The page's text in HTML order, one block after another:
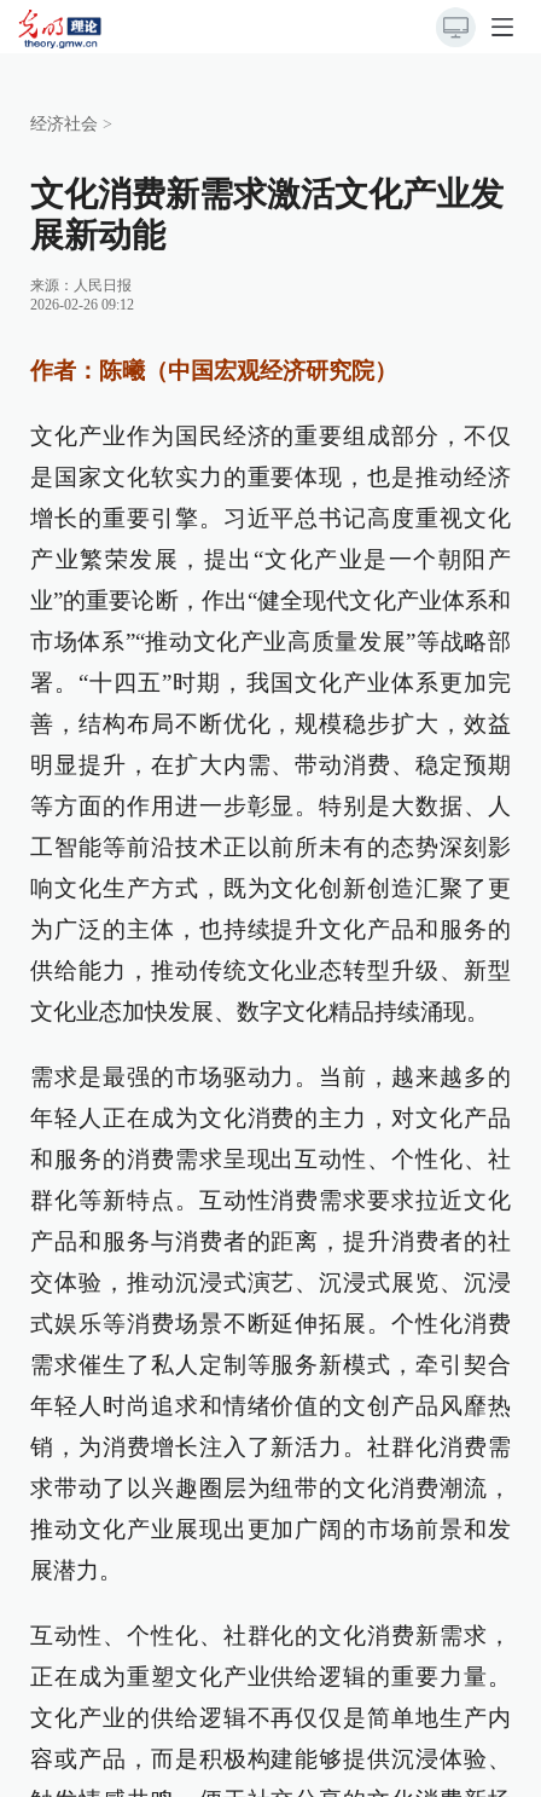
经济社会 >
文化消费新需求激活文化产业发
展新动能
来源： 人民日报
2026-02-26 09:12
作者：陈曦（中国宏观经济研究院）
文化产业作为国民经济的重要组成部分，不仅
是国家文化软实力的重要体现，也是推动经济
增长的重要引擎。习近平总书记高度重视文化
产业繁荣发展，提出“文化产业是一个朝阳产
业”的重要论断，作出“健全现代文化产业体系和
市场体系”“推动文化产业高质量发展”等战略部
署。“十四五”时期，我国文化产业体系更加完
善，结构布局不断优化，规模稳步扩大，效益
明显提升，在扩大内需、带动消费、稳定预期
等方面的作用进一步彰显。特别是大数据、人
工智能等前沿技术正以前所未有的态势深刻影
响文化生产方式，既为文化创新创造汇聚了更
为广泛的主体，也持续提升文化产品和服务的
供给能力，推动传统文化业态转型升级、新型
文化业态加快发展、数字文化精品持续涌现。
需求是最强的市场驱动力。当前，越来越多的
年轻人正在成为文化消费的主力，对文化产品
和服务的消费需求呈现出互动性、个性化、社
群化等新特点。互动性消费需求要求拉近文化
产品和服务与消费者的距离，提升消费者的社
交体验，推动沉浸式演艺、沉浸式展览、沉浸
式娱乐等消费场景不断延伸拓展。个性化消费
需求催生了私人定制等服务新模式，牵引契合
年轻人时尚追求和情绪价值的文创产品风靡热
销，为消费增长注入了新活力。社群化消费需
求带动了以兴趣圈层为纽带的文化消费潮流，
推动文化产业展现出更加广阔的市场前景和发
展潜力。
互动性、个性化、社群化的文化消费新需求，
正在成为重塑文化产业供给逻辑的重要力量。
文化产业的供给逻辑不再仅仅是简单地生产内
容或产品，而是积极构建能够提供沉浸体验、